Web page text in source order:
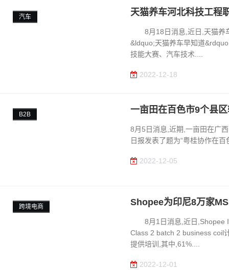
汽车 天猫养车河北科技工程
8月18日消息,近日,天猫养
&ldquo;天猫养车早知道
技能大赛、汽车技术....
2022-12-18
B2B 一亩田在百色市9个县
8月5日消息,近期,一亩田在广
日报发表了题为“粤桂协作在
2022-12-05
跨境电商 Shopee为印尼8万家
8月1日消息,近日,Shopee
Class 2 batch 2 business coil
提供培训,其中,61%....
2022-12-01